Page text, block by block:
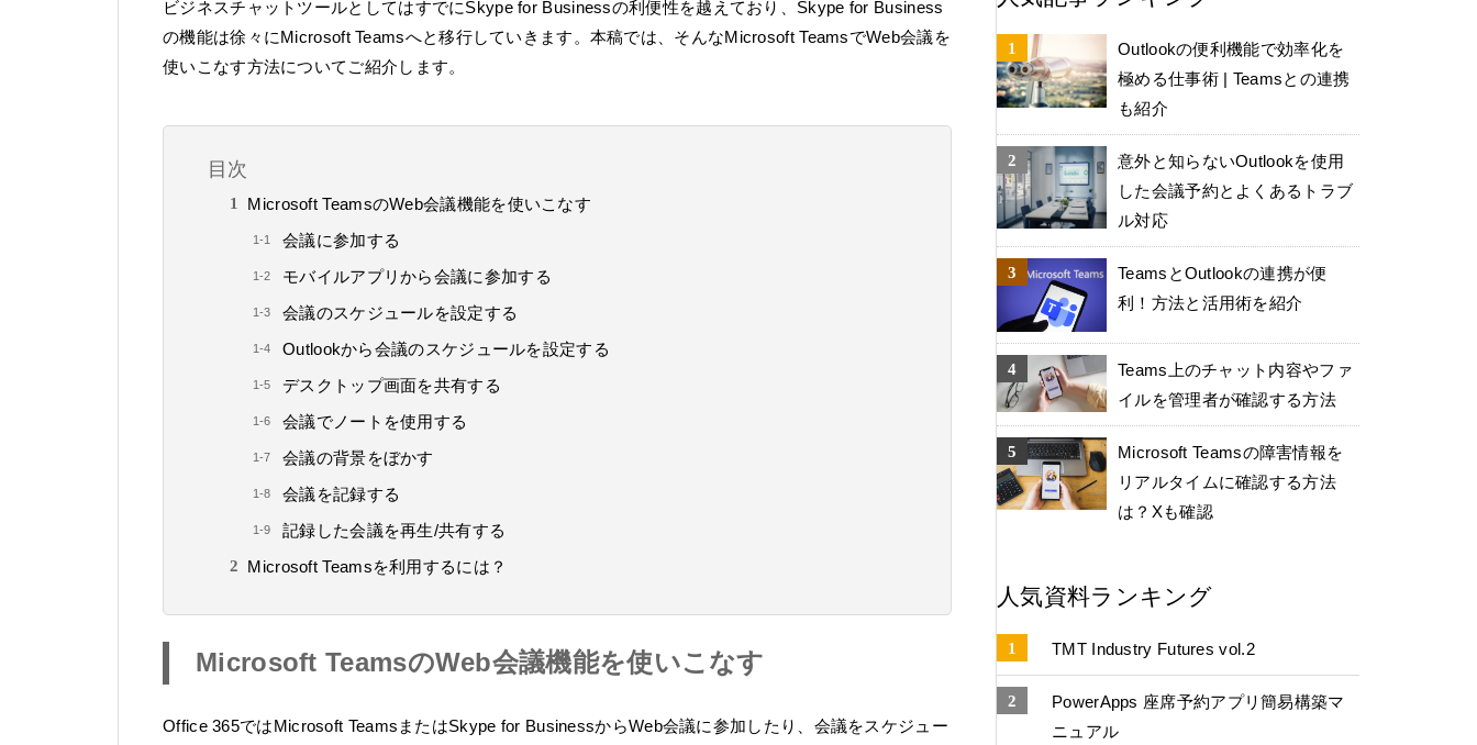
ビジネスチャットツールとしてはすでにSkype for Businessの利便性を越えており、Skype for Business
の機能は徐々にMicrosoft Teamsへと移行していきます。本稿では、そんなMicrosoft TeamsでWeb会議を
使いこなす方法についてご紹介します。
目次
Microsoft TeamsのWeb会議機能を使いこなす
会議に参加する
モバイルアプリから会議に参加する
会議のスケジュールを設定する
Outlookから会議のスケジュールを設定する
デスクトップ画面を共有する
会議でノートを使用する
会議の背景をぼかす
会議を記録する
記録した会議を再生/共有する
Microsoft Teamsを利用するには？
Microsoft TeamsのWeb会議機能を使いこなす
Office 365ではMicrosoft TeamsまたはSkype for BusinessからWeb会議に参加したり、会議をスケジュー
Outlookの便利機能で効率化を
極める仕事術 | Teamsとの連携
も紹介
意外と知らないOutlookを使用
した会議予約とよくあるトラブ
ル対応
TeamsとOutlookの連携が便
利！方法と活用術を紹介
Teams上のチャット内容やファ
イルを管理者が確認する方法
Microsoft Teamsの障害情報を
リアルタイムに確認する方法
は？Xも確認
人気資料ランキング
TMT Industry Futures vol.2
PowerApps 座席予約アプリ簡易構築マ
ニュアル